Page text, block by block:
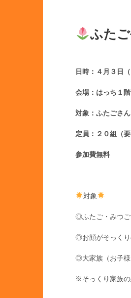
ふた
日時：４月３日
会場：はっち１
対象：ふたごさ
定員：２０組（要
参加費無料
対象
◎ふたご・みつ
◎お顔がそっく
◎大家族（お子
※そっくり家族の